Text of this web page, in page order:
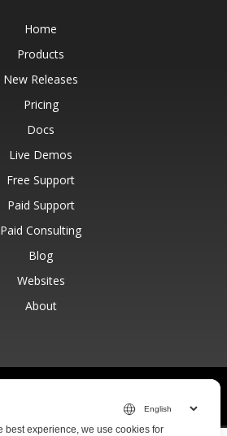
Home
Products
New Releases
Pricing
Docs
Live Demos
Free Support
Paid Support
Paid Consulting
Blog
Websites
About
best experience, we use cookies for